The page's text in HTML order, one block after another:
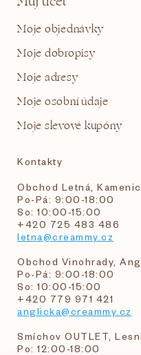
Moje objednávky
Moje dobropisy
Moje adresy
Moje osobní údaje
Moje slevové kupóny
Kontakty
Obchod Letná,
Po-Pá: 9:00-18:00
So: 10:00-15:00
+420 725 483 486
letna@creammy.cz
Obchod Vinohrady,
Po-Pá: 9:00-18:00
So: 10:00-15:00
+420 779 971 421
anglicka@creammy.cz
Smíchov OUTLET,
Po: 12:00-18:00